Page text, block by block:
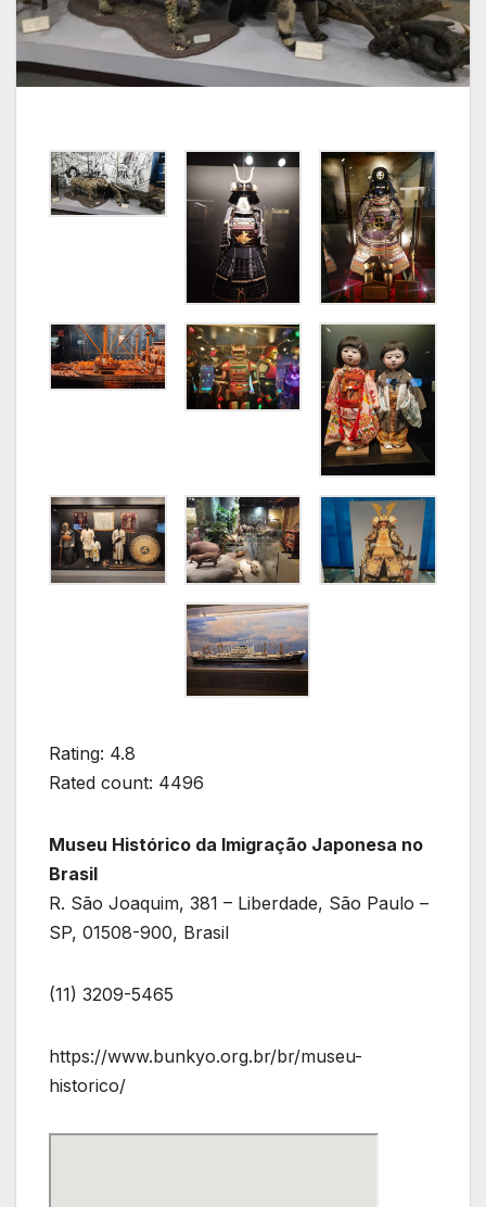
Rating: 4.8
Rated count: 4496
Museu Histórico da Imigração Japonesa no
Brasil
R. São Joaquim, 381 – Liberdade, São Paulo –
SP, 01508-900, Brasil
(11) 3209-5465
https://www.bunkyo.org.br/br/museu-
historico/